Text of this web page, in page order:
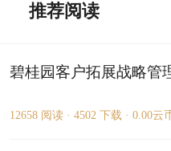
推荐阅读
碧桂园客户拓展战略管
12658 阅读 · 4502 下载 · 0.00云